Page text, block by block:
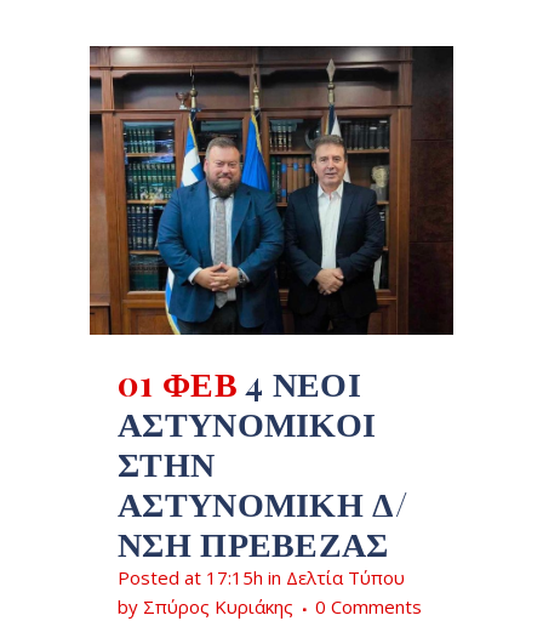
01 ΦΕΒ4 ΝΈΟΙ
ΑΣΤΥΝΟΜΙΚΟΊ
ΣΤΗΝ
ΑΣΤΥΝΟΜΙΚΉ Δ/
ΝΣΗ ΠΡΈΒΕΖΑΣ
Posted at 17:15h in Δελτία Τύπου
by Σπύρος Κυριάκης
0 Comments